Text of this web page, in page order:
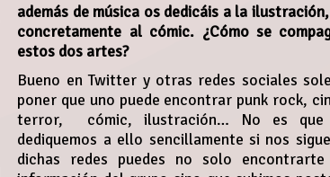
además de música os dedicáis a la
concretamente al cómic. ¿Cómo se
estos dos artes?
Bueno en Twitter y otras redes sociales
poner que uno puede encontrar punk rock,
terror, cómic, ilustración… No es que
dediquemos a ello sencillamente si nos
dichas redes puedes no solo